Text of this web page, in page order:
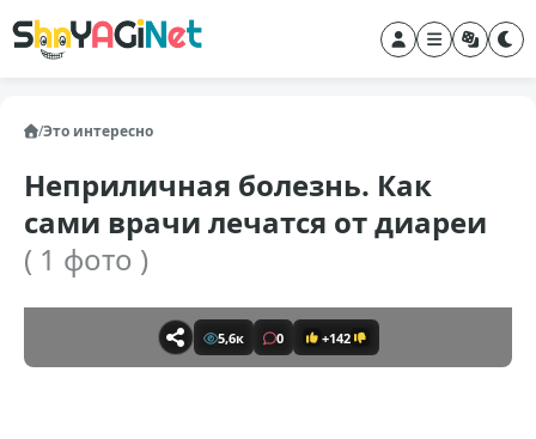
/Это интересно
Неприличная болезнь. Как
сами врачи лечатся от диареи
( 1 фото )
5,6к 0 +142